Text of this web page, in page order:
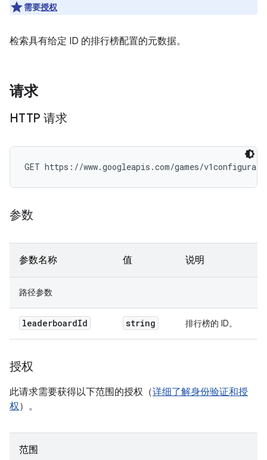
需要授权
检索具有给定 ID 的排行榜配置的元数据。
请求
HTTP 请求
GET https://www.googleapis.com/games/
参数
参数名称 值 说明
路径参数
leaderboardId string 排行榜的 ID。
授权
此请求需要获得以下范围的授权（详细了解身份验证和授
权）。
范围